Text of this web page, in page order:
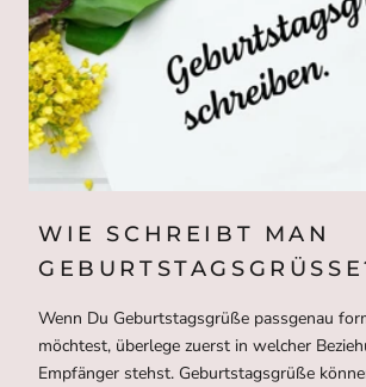
WIE SCHREIBT MAN
GEBURTSTAGSGRÜSSE?
Wenn Du Geburtstagsgrüße passgenau
möchtest, überlege zuerst in welcher
Empfänger stehst. Geburtstagsgrüße